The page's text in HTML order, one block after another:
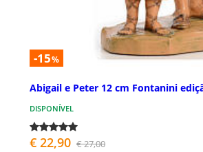
-15%
Abigail e Peter 12 cm Fontanini
DISPONÍVEL
€ 22,90 € 27,00